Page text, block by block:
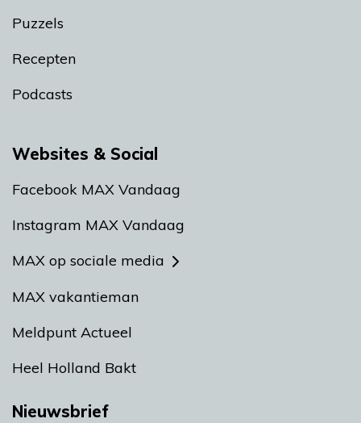
Puzzels
Recepten
Podcasts
Websites & Social
Facebook MAX Vandaag
Instagram MAX Vandaag
MAX op sociale media
MAX vakantieman
Meldpunt Actueel
Heel Holland Bakt
Nieuwsbrief